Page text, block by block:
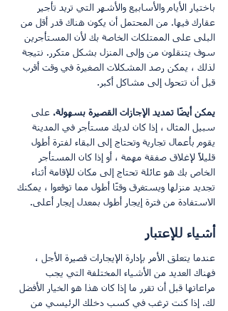
باختيار الأيام والأسابيع والأشهر التي تريد تأجير
عقارك فيها. من المحتمل أن يكون هناك قدر أقل من
البلى على الممتلكات الخاصة بك لأن المستأجرين
سوف يتنقلون من وإلى المنزل بشكل متكرر. نتيجة
لذلك ، يمكن رصد المشكلات الصغيرة في وقت أقرب
قبل أن تتحول إلى مشاكل أكبر.
يمكن أيضًا تمديد الإجازات القصيرة بسهولة. على
سبيل المثال ، إذا كان لديك مستأجر في المدينة
يقوم بأعمال تجارية وتحتاج إلى البقاء لفترة أطول
قليلاً لإغلاق صفقة مهمة ، أو إذا كان المستأجر
الخاص بك هو عائلة تحتاج إلى مكان للإقامة أثناء
تجديد منزلها ويستغرق وقتًا أطول مما توقعوا ، يمكنك
الاستفادة من فترة إيجار أطول بمعدل إيجار أعلى.
أشياء للإعتبار
عندما يتعلق الأمر بإدارة الإيجارات قصيرة الأجل ،
فهناك العديد من الأشياء المختلفة التي يجب
مراعاتها قبل أن تقرر ما إذا كان هذا هو الخيار الأفضل
لك. إذا كنت ترغب في كسب دخلك الرئيسي من